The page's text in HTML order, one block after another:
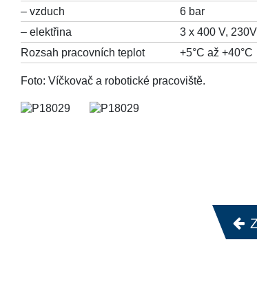
– vzduch
6 bar
– elektřina
3 x 400 V,
Rozsah pracovních teplot
+5°C až +40°C
Foto: Víčkovač a robotické pracoviště.